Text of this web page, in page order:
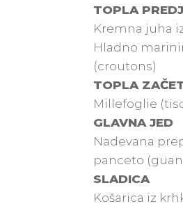
TOPLA
Kremna juha
Hladno
(croutons)
TOPLA
Millefoglie
GLAVNA JED
Nadevana
panceto
SLADICA
Košarica iz